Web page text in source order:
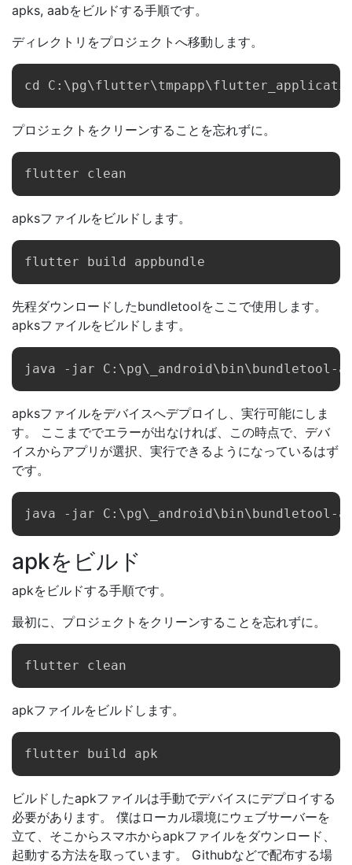
apks, aabをビルドする手順です。
ディレクトリをプロジェクトへ移動します。
プロジェクトをクリーンすることを忘れずに。
apksファイルをビルドします。
先程ダウンロードしたbundletoolをここで使用します。
apksファイルをビルドします。
apksファイルをデバイスへデプロイし、実行可能にしま
す。 ここまででエラーが出なければ、この時点で、デバ
イスからアプリが選択、実行できるようになっているはず
です。
apkをビルド
apkをビルドする手順です。
最初に、プロジェクトをクリーンすることを忘れずに。
apkファイルをビルドします。
ビルドしたapkファイルは手動でデバイスにデプロイする
必要があります。 僕はローカル環境にウェブサーバーを
立て、そこからスマホからapkファイルをダウンロード、
起動する方法を取っています。 Githubなどで配布する場